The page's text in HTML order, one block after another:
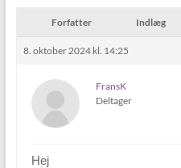
Forfatter Indlæg
8. oktober 2024 kl. 14:25
FransK
Deltager
Hej